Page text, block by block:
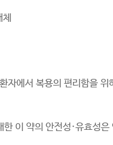
에서 복용의 편리함을
이 약의 안전성·유효성은